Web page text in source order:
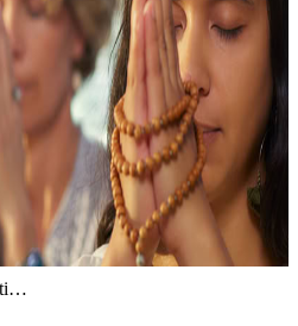
Un Sacro Ritiro di Canto
esibirci, ma per tornare in contatto
Con Sacred Sound Lab, questo
per risvegliare e approfondire l...
Uniti